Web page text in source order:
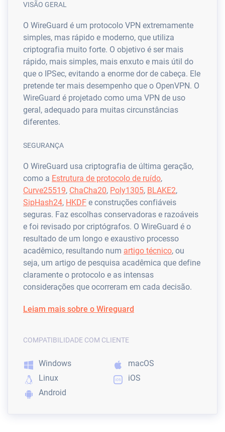
VISÃO GERAL
O WireGuard é um protocolo VPN extremamente
simples, mas rápido e moderno, que utiliza
criptografia muito forte. O objetivo é ser mais
rápido, mais simples, mais enxuto e mais útil do
que o IPSec, evitando a enorme dor de cabeça. Ele
pretende ter mais desempenho que o OpenVPN. O
WireGuard é projetado como uma VPN de uso
geral, adequado para muitas circunstâncias
diferentes.
SEGURANÇA
O WireGuard usa criptografia de última geração,
como a Estrutura de protocolo de ruído,
Curve25519, ChaCha20, Poly1305, BLAKE2,
SipHash24, HKDF e construções confiáveis
seguras. Faz escolhas conservadoras e razoáveis
e foi revisado por criptógrafos. O WireGuard é o
resultado de um longo e exaustivo processo
acadêmico, resultando num artigo técnico, ou
seja, um artigo de pesquisa acadêmica que define
claramente o protocolo e as intensas
considerações que ocorreram em cada decisão.
Leiam mais sobre o Wireguard
COMPATIBILIDADE COM CLIENTE
Windows
macOS
Linux
iOS
Android